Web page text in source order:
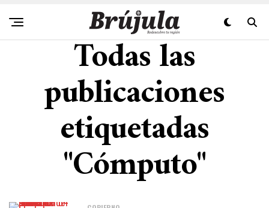
Todas las
publicaciones
etiquetadas
"Cómputo"